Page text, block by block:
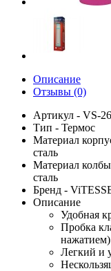
Описание
Отзывы (0)
Артикул - VS-
Тип - Термос
Материал
сталь
Материал
сталь
Бренд -
Описание
Удобная
Пробка
нажатием)
Легкий и